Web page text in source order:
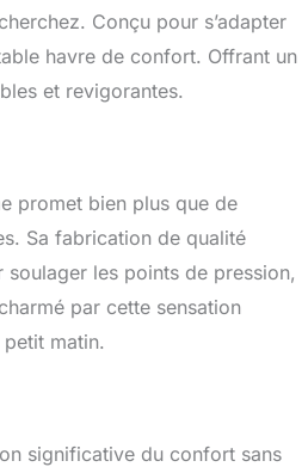
Conçu pour s’adapter
havre de confort. Offrant un
et revigorantes.
promet bien plus que de
Sa fabrication de qualité
soulager les points de pression,
par cette sensation
matin.
significative du confort sans